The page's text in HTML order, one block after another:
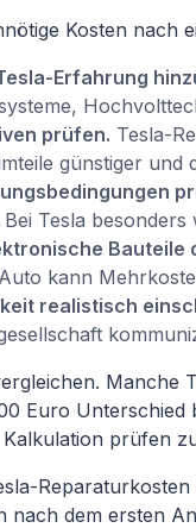
Kosten nach
Erfahrung
prüfen. Tesla-
günstiger und
Tesla
Bauteile
kann
realistisch
Euro
prüfen
nach dem ersten